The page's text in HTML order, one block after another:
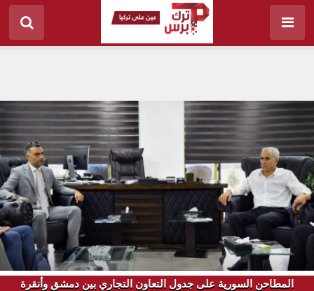
المطاحن السورية على جدول التعاون التجاري بين دمشق وأنقرة